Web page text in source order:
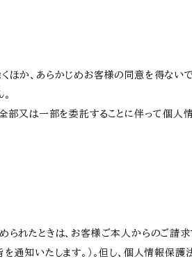
ほか、あらかじめお客様の同意を得ない
部又は一部を委託することに伴って個人
れたときは、お客様ご本人からのご請求
知いたします。）。但し、個人情報保護